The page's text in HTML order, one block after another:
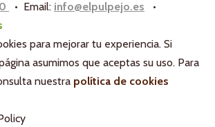
• Email: info@elpulpejo.es
•
para mejorar tu experiencia. Si
asumimos que aceptas su uso. Para
nuestra política de cookies